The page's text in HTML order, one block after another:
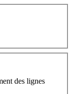
des lignes